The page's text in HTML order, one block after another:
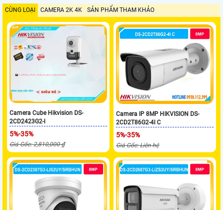
CÙNG LOẠI CAMERA 2K 4K SẢN PHẨM THAM KHẢO
Camera Cube Hikvision DS-
2CD2423G2-I
5%-35%
Giá Gốc: 2,810,000 ₫
Camera IP 8MP HIKVISION DS-
2CD2T86G2-4I C
5%-35%
Giá Gốc: Liên hệ